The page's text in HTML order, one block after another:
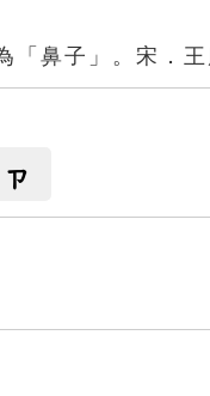
「鼻子」。宋．
ㄗ